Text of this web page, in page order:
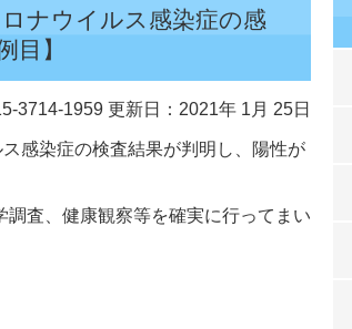
ナウイルス感染症の感
目】
3714-1959 更新日：2021年 1月 25日
感染症の検査結果が判明し、陽性が
査、健康観察等を確実に行ってまい